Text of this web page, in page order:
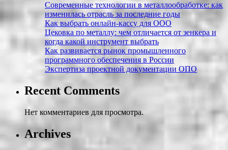
Современные технологии в металлообработке: как
изменилась отрасль за последние годы
Как выбрать онлайн-кассу для ООО
Цековка по металлу: чем отличается от зенкера и
когда какой инструмент выбрать
Как развивается рынок промышленного
программного обеспечения в России
Экспертиза проектной документации ОПО
Recent Comments
Нет комментариев для просмотра.
Archives